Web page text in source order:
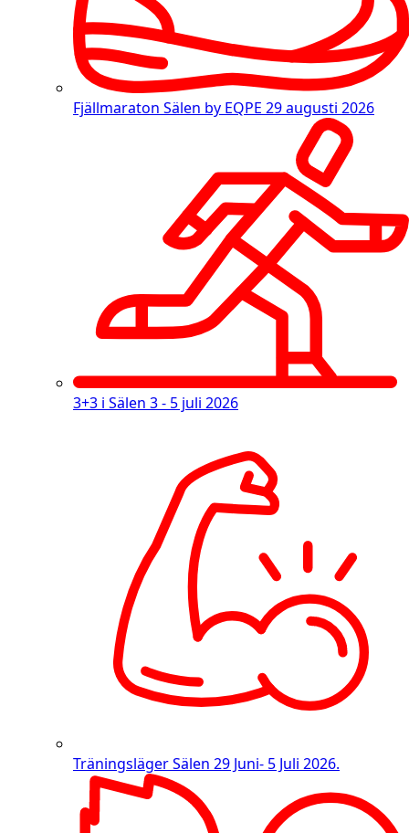
Fjällmaraton Sälen by EQPE 29 augusti 2026
3+3 i Sälen 3 - 5 juli 2026
Träningsläger Sälen 29 Juni- 5 Juli 2026.